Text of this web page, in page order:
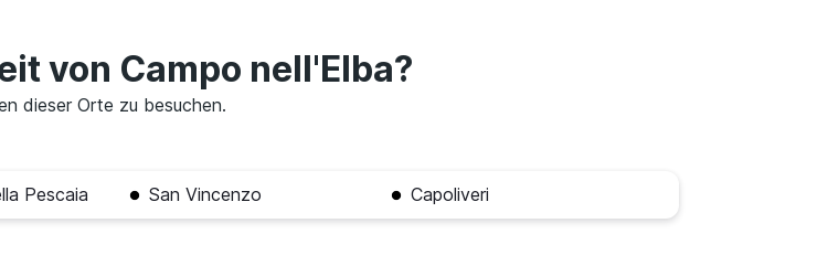
von Campo nell'Elba?
dieser Orte zu besuchen.
Pescaia San Vincenzo Capoliveri